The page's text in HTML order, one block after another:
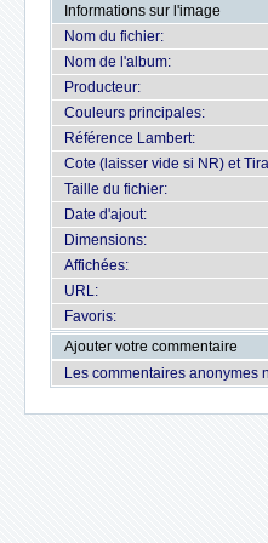
Informations sur l'image
Nom du fichier:
Nom de l'album:
Producteur:
Couleurs principales:
Référence Lambert:
Cote (laisser vide si NR) et
Taille du fichier:
Date d'ajout:
Dimensions:
Affichées:
URL:
Favoris:
Ajouter votre commentaire
Les commentaires anonymes